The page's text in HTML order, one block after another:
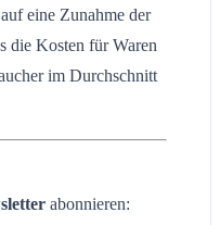
eine Zunahme der
die Kosten für Waren
im Durchschnitt
abonnieren: